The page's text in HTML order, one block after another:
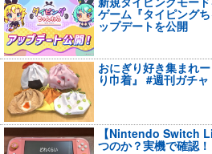
ゲーム『タイピング
ップデートを公開
おにぎり好き集まれ
り巾着』 #週刊ガチ
【Nintendo Switch
つのか？実機で確認！